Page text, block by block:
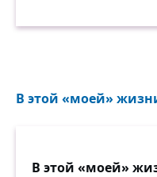
В этой «моей»
В этой «моей»